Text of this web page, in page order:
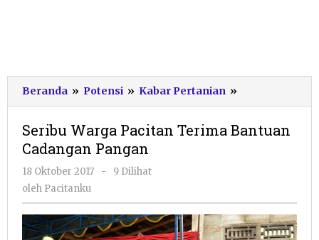
Beranda » Potensi » Kabar Pertanian »
Warga
Terima
Seribu Warga Pacitan Terima Bantuan
Cadangan Pangan
18 Oktober 2017
oleh
-
9 Dilihat
oleh Pacitanku